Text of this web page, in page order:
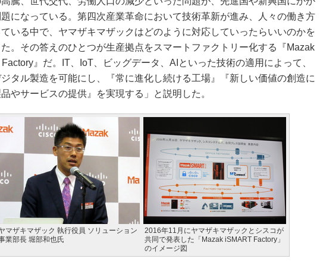
になっている。第四次産業革命において技術革新が進み、人々の働き方
いる中で、ヤマザキマザックはどのように対応していったらいいのかを
。その答えのひとつが生産拠点をスマートファクトリー化する『Mazak
』だ。IT、IoT、ビッグデータ、AIといった技術の適用によって、
タル製造を可能にし、『常に進化し続ける工場』『新しい価値の創造に
やサービスの提供』を実現する」と説明した。
マザキマザック 執行役員 ソリューション
業部長 堀部和也氏
2016年11月にヤマザキマザックとシスコが
共同で発表した「Mazak iSMART Factory」
のイメージ図